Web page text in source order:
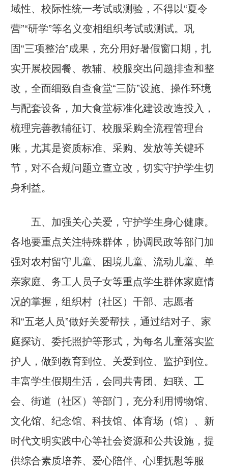
域性、校际性统一考试或测验，不得以“夏令
营”“研学”等名义变相组织考试或测试。巩
固“三项整治”成果，充分用好暑假窗口期，扎
实开展校园餐、教辅、校服突出问题排查和整
改，全面细致自查食堂“三防”设施、操作环境
与配套设备，加大食堂标准化建设改造投入，
梳理完善教辅征订、校服采购全流程管理台
账，尤其是资质标准、采购、发放等关键环
节，对不合规问题立查立改，切实守护学生切
身利益。
五、加强关心关爱，守护学生身心健康。
各地要重点关注特殊群体，协调民政等部门加
强对农村留守儿童、困境儿童、流动儿童、单
亲家庭、务工人员子女等重点学生群体家庭情
况的掌握，组织村（社区）干部、志愿者
和“五老人员”做好关爱帮扶，通过结对子、家
庭探访、委托照护等形式，为每名儿童落实监
护人，做到教育到位、关爱到位、监护到位。
丰富学生假期生活，会同共青团、妇联、工
会、街道（社区）等部门，充分利用博物馆、
文化馆、纪念馆、科技馆、体育场（馆）、新
时代文明实践中心等社会资源和公共设施，提
供综合素质培养、爱心陪伴、心理抚慰等服